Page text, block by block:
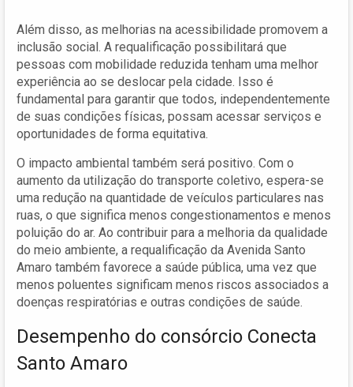
Além disso, as melhorias na acessibilidade promovem a
inclusão social. A requalificação possibilitará que
pessoas com mobilidade reduzida tenham uma melhor
experiência ao se deslocar pela cidade. Isso é
fundamental para garantir que todos, independentemente
de suas condições físicas, possam acessar serviços e
oportunidades de forma equitativa.
O impacto ambiental também será positivo. Com o
aumento da utilização do transporte coletivo, espera-se
uma redução na quantidade de veículos particulares nas
ruas, o que significa menos congestionamentos e menos
poluição do ar. Ao contribuir para a melhoria da qualidade
do meio ambiente, a requalificação da Avenida Santo
Amaro também favorece a saúde pública, uma vez que
menos poluentes significam menos riscos associados a
doenças respiratórias e outras condições de saúde.
Desempenho do consórcio Conecta
Santo Amaro